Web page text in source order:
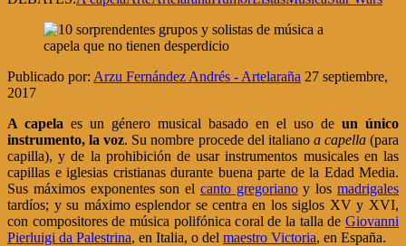
Publicado por: Arzu Fernández Andrés - Artelaraña 27 septiembre,
2017
A capela es un género musical basado en el uso de un único
instrumento, la voz. Su nombre procede del italiano a capella(para
capilla), y de la prohibición de usar instrumentos musicales en las
capillas e iglesias cristianas durante buena parte de la Edad Media.
Sus máximos exponentes son el canto gregorianoy losmadrigales
tardíos; y su máximo esplendor se centra en los siglos XV y XVI,
con compositores de música polifónica coral de la talla de Giovanni
Pierluigi da Palestrina, en Italia, o del maestro Victoria, en España.